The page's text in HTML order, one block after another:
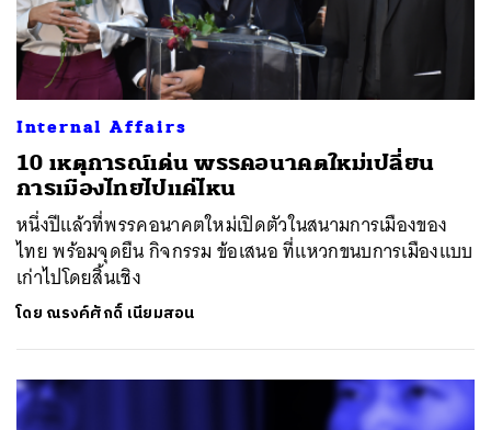
Internal Affairs
10 เหตุการณ์เด่น พรรคอนาคตใหม่เปลี่ยน
การเมืองไทยไปแค่ไหน
หนึ่งปีแล้วที่พรรคอนาคตใหม่เปิดตัวในสนามการเมืองของ
ไทย พร้อมจุดยืน กิจกรรม ข้อเสนอ ที่แหวกขนบการเมืองแบบ
เก่าไปโดยสิ้นเชิง
โดย ณรงค์ศักดิ์ เนียมสอน